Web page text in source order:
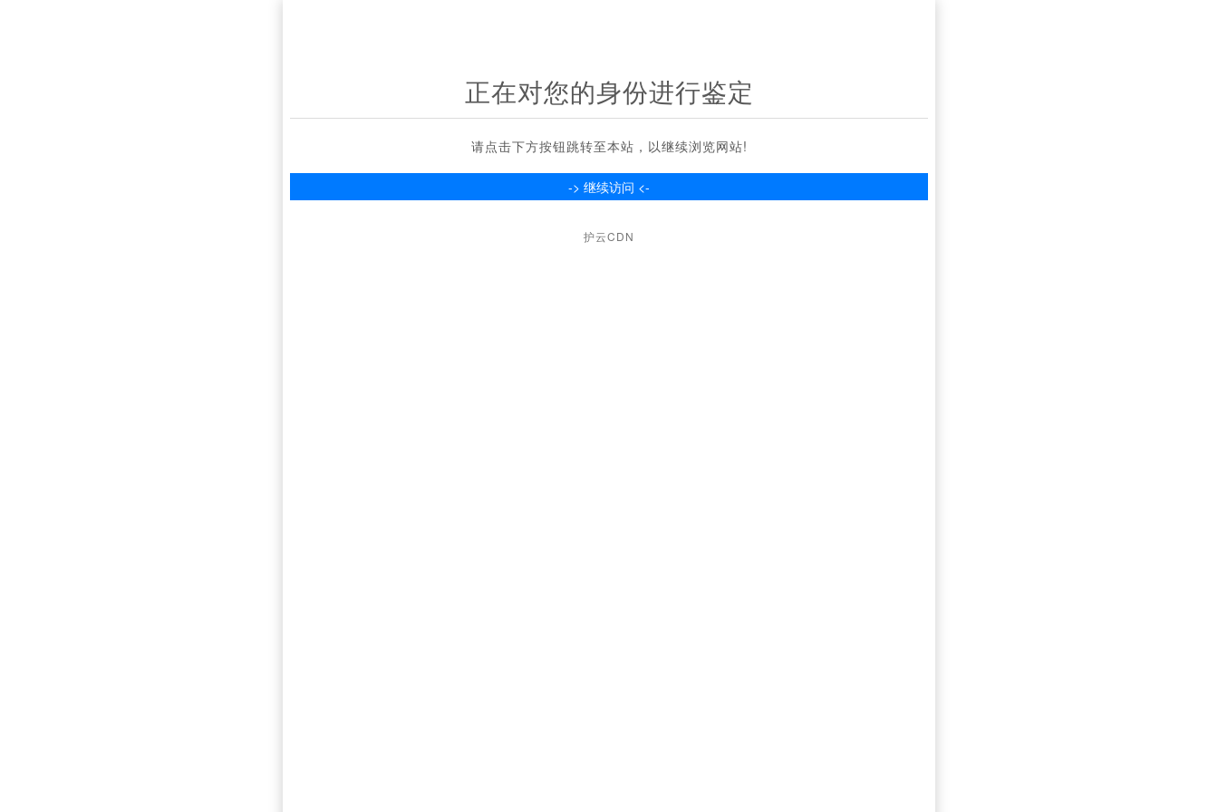
正在对您的身份进行鉴定
请点击下方按钮跳转至本站，以继续浏览网站!
护云CDN